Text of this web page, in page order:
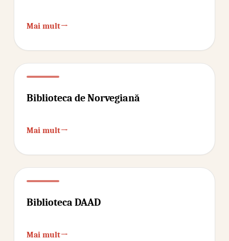
Mai mult→
Biblioteca de Norvegiană
Mai mult→
Biblioteca DAAD
Mai mult→